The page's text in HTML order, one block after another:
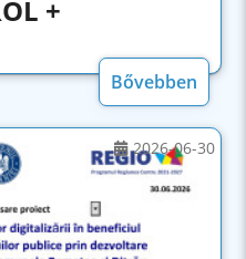
+
Bővebben
2026-06-30